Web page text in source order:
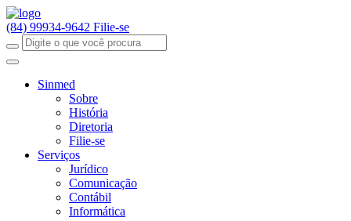
(84) 99934-9642 Filie-se
Sinmed
Sobre
História
Diretoria
Filie-se
Serviços
Jurídico
Comunicação
Contábil
Informática